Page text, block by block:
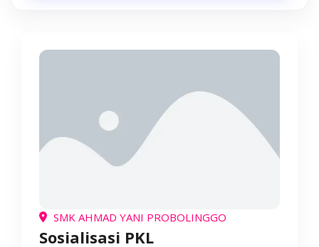
SMK AHMAD YANI PROBOLINGGO
Sosialisasi PKL